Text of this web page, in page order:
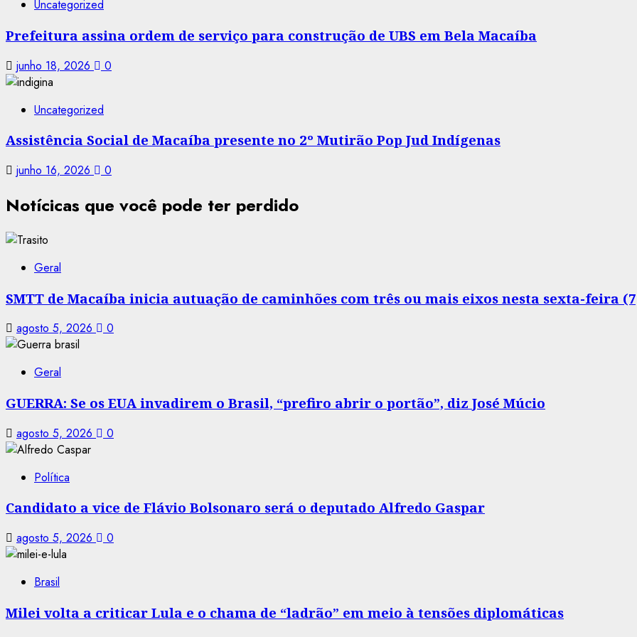
Uncategorized
Prefeitura assina ordem de serviço para construção de UBS em Bela Macaíba
junho 18, 2026 0
Uncategorized
Assistência Social de Macaíba presente no 2º Mutirão Pop Jud Indígenas
junho 16, 2026 0
Notícicas que você pode ter perdido
Geral
SMTT de Macaíba inicia autuação de caminhões com três ou mais eixos nesta sexta-feira
agosto 5, 2026 0
Geral
GUERRA: Se os EUA invadirem o Brasil, “prefiro abrir o portão”, diz José Múcio
agosto 5, 2026 0
Política
Candidato a vice de Flávio Bolsonaro será o deputado Alfredo Gaspar
agosto 5, 2026 0
Brasil
Milei volta a criticar Lula e o chama de “ladrão” em meio à tensões diplomáticas